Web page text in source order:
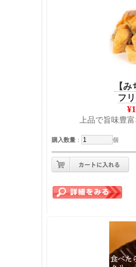
【
フ
上品で旨味豊
購入数量 ： 個